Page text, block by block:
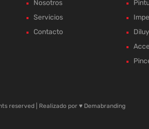
Nosotros
Servicios
Contacto
reserved | Realizado por ♥ Demabranding